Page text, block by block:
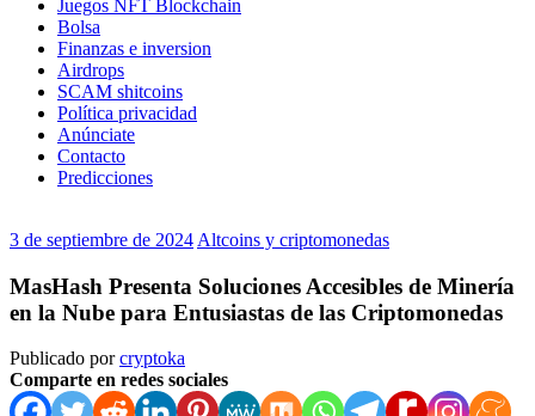
Juegos NFT Blockchain
Bolsa
Finanzas e inversion
Airdrops
SCAM shitcoins
Política privacidad
Anúnciate
Contacto
Predicciones
3 de septiembre de 2024 Altcoins y criptomonedas
MasHash Presenta Soluciones Accesibles de Minería
en la Nube para Entusiastas de las Criptomonedas
Publicado porcryptoka
Comparte en redes sociales